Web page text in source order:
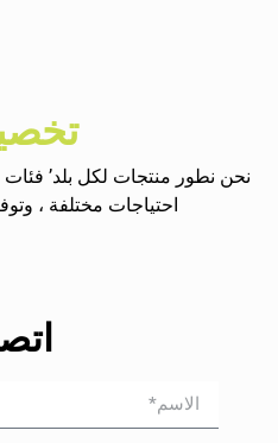
نحن نطور منتجات لكل بلد’ فئات
احتياجات مختلفة ،